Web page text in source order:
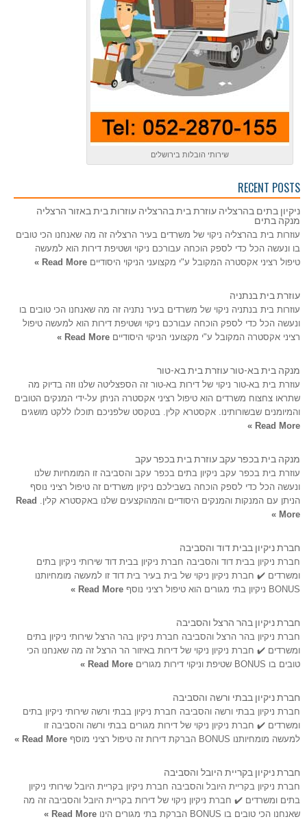
שירותי הובלות בירושלים
RECENT POSTS
ניקיון בתים בהרצליה עוזרת בית בהרצליה עוזרות בית באזור הרצליה
מנקה בתים
עוזרות בית בהרצליה ניקוי של משרדים בעיר הרצליה זה מה שאנחנו הכי טובים
בו ונעשה הכל כדי לספק הוכחה עבורכם ניקוי ושטיפת דירות הוא למעשה
טיפול רציני אקסטרה המקובל ע"י מקצועני הניקוי היסודיים Read More »
עוזרת בית בנתניה
עוזרות בית בנתניה ניקוי של משרדים בעיר נתניה זה מה שאנחנו הכי טובים בו
ונעשה הכל כדי לספק הוכחה עבורכם ניקוי ושטיפת דירות הוא למעשה טיפול
רציני אקסטרה המקובל ע"י מקצועני הניקוי היסודיים Read More »
מנקה בית בא-טור עוזרת בית בא-טור
עוזרת בית בא-טור ניקוי של דירות בא-טור זה הספצליטה שלנו וזה בדיוק מה
שתראו צחצוח משרדים הוא טיפול רציני אקסטרה הניתן על-ידי המנקים הטובים
והמיומנים שבשורותינו. אקסטרא קלין. בטקסט שלפניכם תוכלו ללקט מושגים
Read More »
מנקה בית בכפר עקב עוזרת בית בכפר עקב
עוזרת בית בכפר עקב ניקיון בתים בכפר עקב והסביבה זו המומחיות שלנו
ונעשה הכל כדי לספק הוכחה בשבילכם ניקיון משרדים זה טיפול רציני נוסף
הניתן עם המנקות והמנקים היסודיים והמהוקצעים שלנו באקסטרא קלין. Read
More »
חברת ניקיון בבית דוד והסביבה
חברת ניקיון בבית דוד והסביבה חברת ניקיון בבית דוד שירותי ניקיון בתים
ומשרדים ✔️ חברת ניקיון ניקוי של בית בעיר בית דוד זו למעשה מומחיותנו
BONUS ניקיון בתי מגורים הוא טיפול רציני נוסף
Read More »
חברת ניקיון בהר הרצל והסביבה
חברת ניקיון בהר הרצל והסביבה חברת ניקיון בהר הרצל שירותי ניקיון בתים
ומשרדים ✔️ חברת ניקיון ניקוי של דירות באיזור הר הרצל זה מה שאנחנו הכי
טובים בו BONUS שטיפת וניקוי דירות מגורים
Read More »
חברת ניקיון בבתי ורשה והסביבה
חברת ניקיון בבתי ורשה והסביבה חברת ניקיון בבתי ורשה שירותי ניקיון בתים
ומשרדים ✔️ חברת ניקיון ניקוי של דירות מגורים בבתי ורשה והסביבה זו
למעשה מומחיותנו BONUS הברקת דירות זה טיפול רציני מוסף
Read More »
חברת ניקיון בקריית היובל והסביבה
חברת ניקיון בקריית היובל והסביבה חברת ניקיון בקריית היובל שירותי ניקיון
בתים ומשרדים ✔️ חברת ניקיון ניקוי של דירות בקריית היובל והסביבה זה מה
שאנחנו הכי טובים בו BONUS הברקת בתי מגורים הינו
Read More »